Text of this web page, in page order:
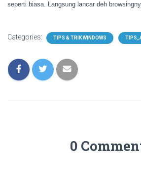
seperti biasa. Langsung lancar deh
Categories: TIPS & TRIK WINDOWS
0